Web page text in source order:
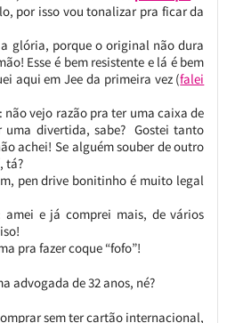
por isso vou tonalizar pra ficar da
glória, porque o original não dura
Esse é bem resistente e lá é bem
aqui em Jee da primeira vez (falei
: não vejo razão pra ter uma caixa de
uma divertida, sabe? Gostei tanto
achei! Se alguém souber de outro
tá?
pen drive bonitinho é muito legal
amei e já comprei mais, de vários
pra fazer coque “fofo”!
advogada de 32 anos, né?
sem ter cartão internacional,